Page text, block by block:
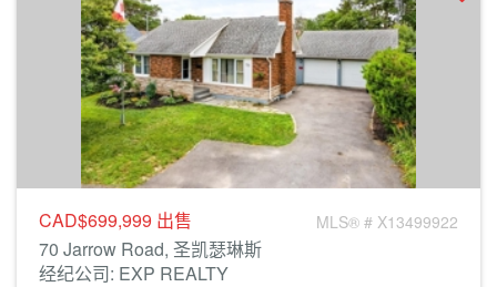
CAD$699,999 出售 MLS® # X13499922
70 Jarrow Road, 圣凯瑟琳斯
经纪公司: EXP REALTY